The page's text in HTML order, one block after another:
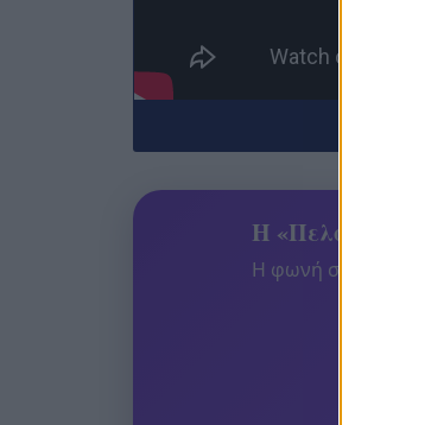
Η
Η φωνή σου έχει